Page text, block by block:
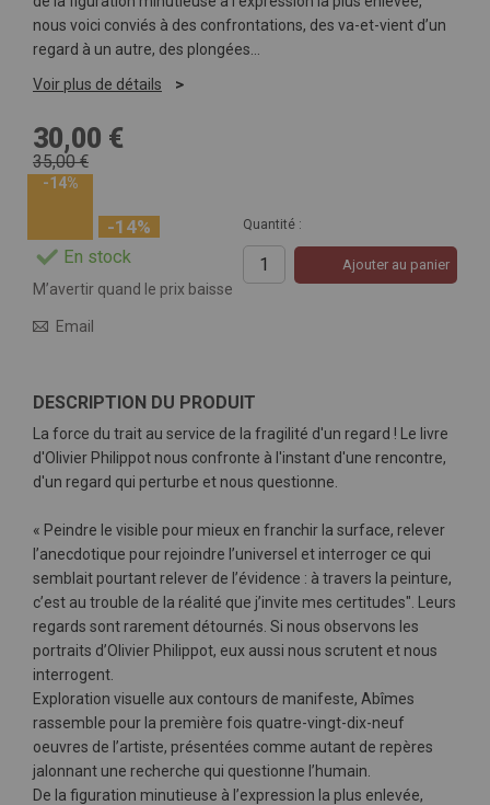
nous voici conviés à des confrontations, des va-et-vient d’un
regard à un autre, des plongées…
Voir plus de détails
30,00 €
35,00 €
-14%
-14%
En stock
Quantité :
Ajouter au panier
M’avertir quand le prix baisse
Email
DESCRIPTION DU PRODUIT
La force du trait au service de la fragilité d'un regard ! Le livre
d'Olivier Philippot nous confronte à l'instant d'une rencontre,
d'un regard qui perturbe et nous questionne.
« Peindre le visible pour mieux en franchir la surface, relever
l’anecdotique pour rejoindre l’universel et interroger ce qui
semblait pourtant relever de l’évidence : à travers la peinture,
c’est au trouble de la réalité que j’invite mes certitudes". Leurs
regards sont rarement détournés. Si nous observons les
portraits d’Olivier Philippot, eux aussi nous scrutent et nous
interrogent.
Exploration visuelle aux contours de manifeste, Abîmes
rassemble pour la première fois quatre-vingt-dix-neuf
oeuvres de l’artiste, présentées comme autant de repères
jalonnant une recherche qui questionne l’humain.
De la figuration minutieuse à l’expression la plus enlevée,